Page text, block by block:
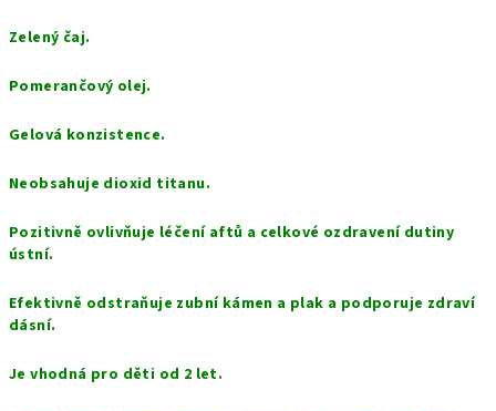
Zelený čaj.
Pomerančový olej.
Gelová konzistence.
Neobsahuje dioxid titanu.
Pozitivně ovlivňuje léčení aftů a celkové ozdravení dutiny
ústní.
Efektivně odstraňuje zubní kámen a plak a podporuje zdraví
dásní.
Je vhodná pro děti od 2 let.